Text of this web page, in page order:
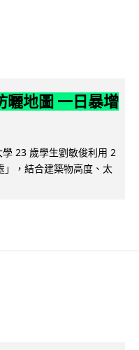
曬地圖 一日暴增
學 23 歲學生劉敏俊利用 2
，結合建築物高度、太